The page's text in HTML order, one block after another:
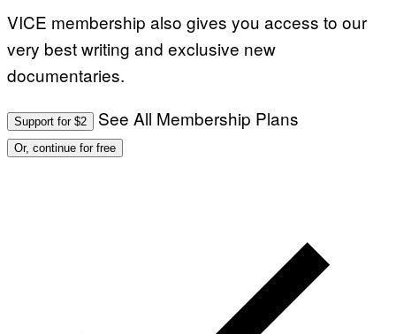
VICE membership also gives you access to our
very best writing and exclusive new
documentaries.
Support for $2 See All Membership Plans
Or, continue for free